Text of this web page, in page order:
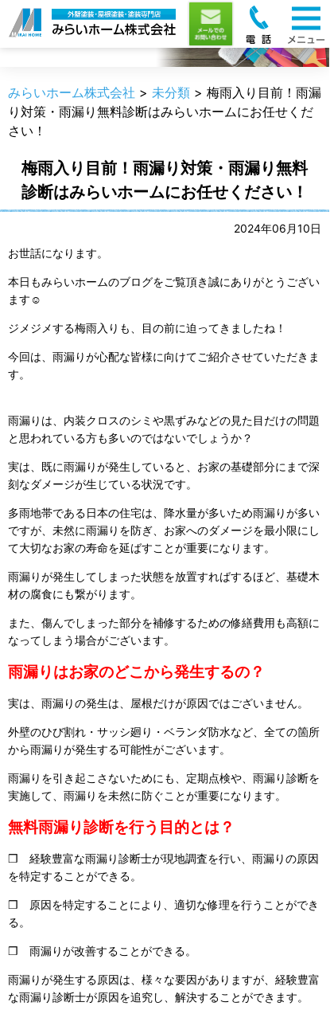
職人のうんちく
みらいホーム株式会社 > 未分類 > 梅雨入り目前！雨漏
り対策・雨漏り無料診断はみらいホームにお任せくだ
さい！
梅雨入り目前！雨漏り対策・雨漏り無料
診断はみらいホームにお任せください！
2024年06月10日
お世話になります。
本日もみらいホームのブログをご覧頂き誠にありがとうござい
ます☺
ジメジメする梅雨入りも、目の前に迫ってきましたね！
今回は、雨漏りが心配な皆様に向けてご紹介させていただきま
す。
雨漏りは、内装クロスのシミや黒ずみなどの見た目だけの問題
と思われている方も多いのではないでしょうか？
実は、既に雨漏りが発生していると、お家の基礎部分にまで深
刻なダメージが生じている状況です。
多雨地帯である日本の住宅は、降水量が多いため雨漏りが多い
ですが、未然に雨漏りを防ぎ、お家へのダメージを最小限にし
て大切なお家の寿命を延ばすことが重要になります。
雨漏りが発生してしまった状態を放置すればするほど、基礎木
材の腐食にも繋がります。
また、傷んでしまった部分を補修するための修繕費用も高額に
なってしまう場合がございます。
雨漏りはお家のどこから発生するの？
実は、雨漏りの発生は、屋根だけが原因ではございません。
外壁のひび割れ・サッシ廻り・ベランダ防水など、全ての箇所
から雨漏りが発生する可能性がございます。
雨漏りを引き起こさないためにも、定期点検や、雨漏り診断を
実施して、雨漏りを未然に防ぐことが重要になります。
無料雨漏り診断を行う目的とは？
❒ 経験豊富な雨漏り診断士が現地調査を行い、雨漏りの原因
を特定することができる。
❒ 原因を特定することにより、適切な修理を行うことができ
る。
❒ 雨漏りが改善することができる。
雨漏りが発生する原因は、様々な要因がありますが、経験豊富
な雨漏り診断士が原因を追究し、解決することができます。